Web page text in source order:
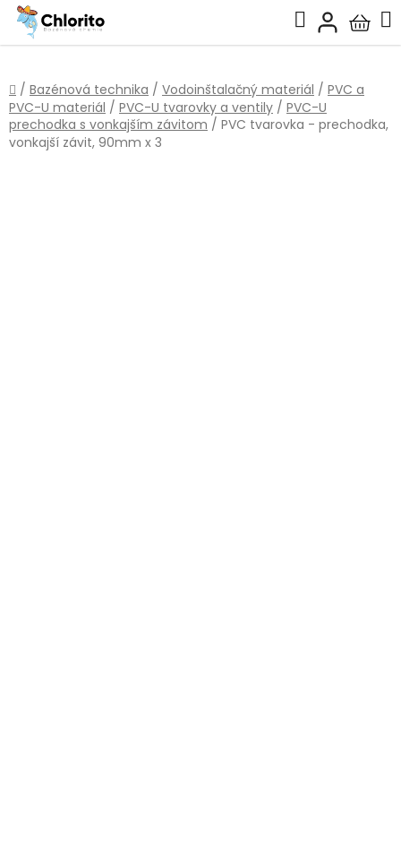
Prejsť
obsah
Hľadať
košík
Domov
/ Bazénová technika / Vodoinštalačný materiál / PVC a
PVC-U materiál / PVC-U tvarovky a ventily / PVC-U
prechodka s vonkajším závitom / PVC tvarovka - prechodka,
vonkajší závit, 90mm x 3